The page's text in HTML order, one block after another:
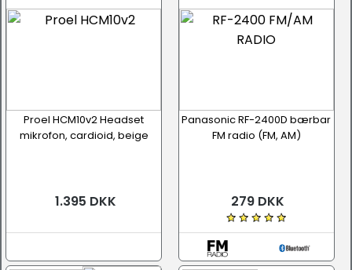
Proel HCM10v2 Headset
mikrofon, cardioid, beige
1.395 DKK
Panasonic RF-2400D bærbar
FM radio (FM, AM)
279 DKK